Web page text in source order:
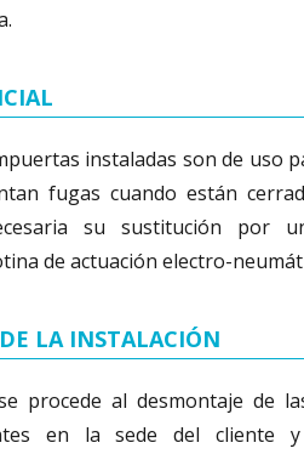
instaladas son de uso
fugas cuando están
su sustitución por
de actuación electro-
LA INSTALACIÓN
procede al desmontaje de
en la sede del cliente